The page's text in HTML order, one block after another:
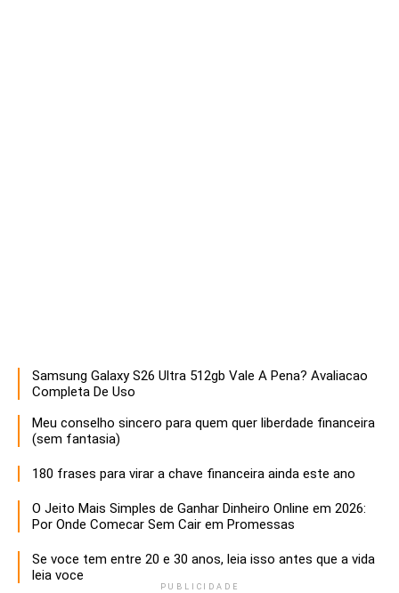
Samsung Galaxy S26 Ultra 512gb Vale A Pena? Avaliacao
Completa De Uso
Meu conselho sincero para quem quer liberdade financeira
(sem fantasia)
180 frases para virar a chave financeira ainda este ano
O Jeito Mais Simples de Ganhar Dinheiro Online em 2026:
Por Onde Comecar Sem Cair em Promessas
Se voce tem entre 20 e 30 anos, leia isso antes que a vida
leia voce
PUBLICIDADE